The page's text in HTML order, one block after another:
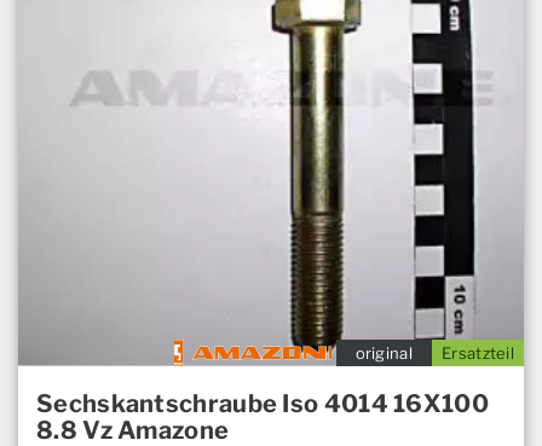
Ersatzteil
original
Sechskantschraube Iso 4014 16X100
8.8 Vz Amazone